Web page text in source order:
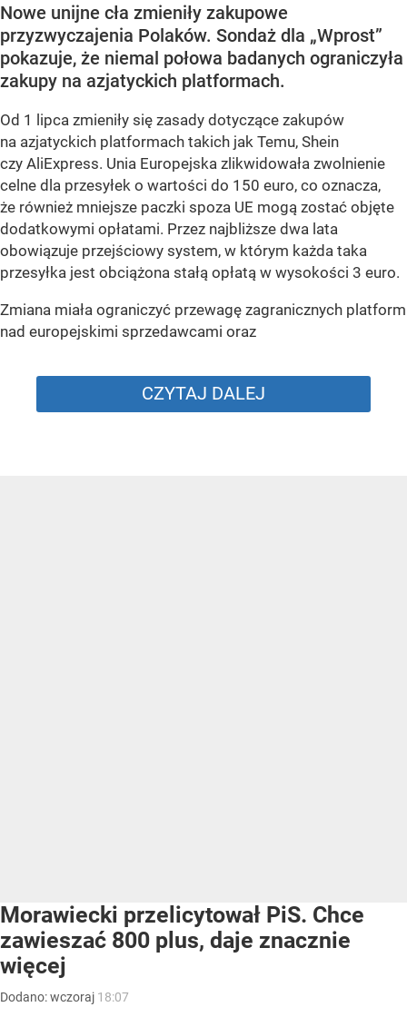
Nowe unijne cła zmieniły zakupowe
przyzwyczajenia Polaków. Sondaż dla „Wprost”
pokazuje, że niemal połowa badanych ograniczyła
zakupy na azjatyckich platformach.
Od 1 lipca zmieniły się zasady dotyczące zakupów
na azjatyckich platformach takich jak Temu, Shein
czy AliExpress. Unia Europejska zlikwidowała zwolnienie
celne dla przesyłek o wartości do 150 euro, co oznacza,
że również mniejsze paczki spoza UE mogą zostać objęte
dodatkowymi opłatami. Przez najbliższe dwa lata
obowiązuje przejściowy system, w którym każda taka
przesyłka jest obciążona stałą opłatą w wysokości 3 euro.
Zmiana miała ograniczyć przewagę zagranicznych platform
nad europejskimi sprzedawcami oraz
CZYTAJ DALEJ
Morawiecki przelicytował PiS. Chce
zawieszać 800 plus, daje znacznie
więcej
Dodano:wczoraj 18:07